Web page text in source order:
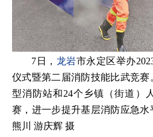
7日， 龙岩市永定区举办
仪式暨第二届消防技能比武竞
型消防站和24个乡镇（街道）
赛，进一步提升基层消防应急水
熊川 游庆辉 摄